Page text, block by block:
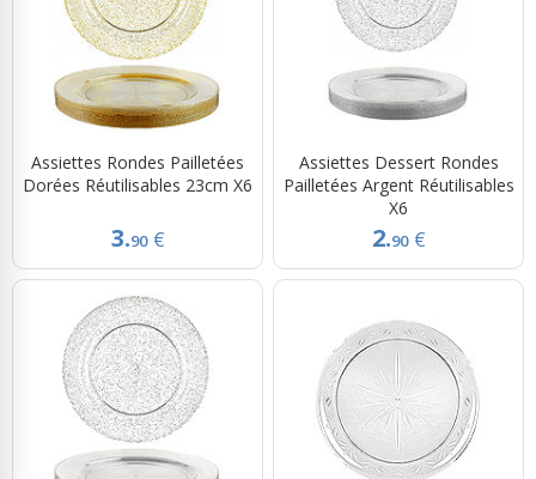
Assiettes Rondes Pailletées
Dorées Réutilisables 23cm X6
3.90 €
Assiettes Dessert Rondes
Pailletées Argent Réutilisables
X6
2.90 €